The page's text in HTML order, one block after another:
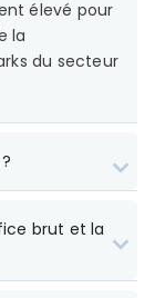
élevé pour
la
du secteur
brut et la